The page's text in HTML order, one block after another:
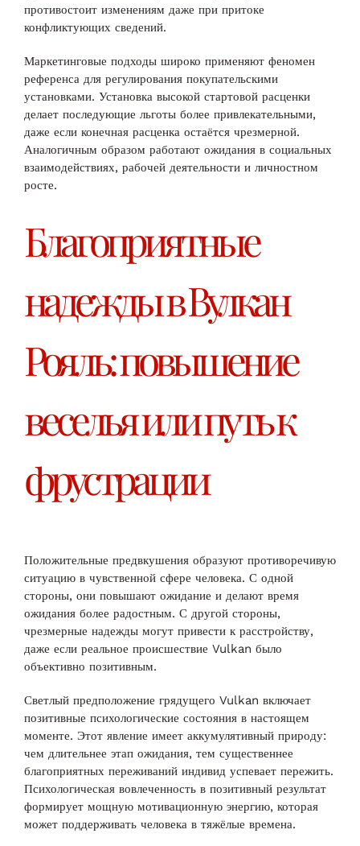
противостоит изменениям даже при притоке
конфликтующих сведений.
Маркетинговые подходы широко применяют феномен
референса для регулирования покупательскими
установками. Установка высокой стартовой расценки
делает последующие льготы более привлекательными,
даже если конечная расценка остаётся чрезмерной.
Аналогичным образом работают ожидания в социальных
взаимодействиях, рабочей деятельности и личностном
росте.
Благоприятные
надежды в Вулкан
Рояль: повышение
веселья или путь к
фрустрации
Положительные предвкушения образуют противоречивую
ситуацию в чувственной сфере человека. С одной
стороны, они повышают ожидание и делают время
ожидания более радостным. С другой стороны,
чрезмерные надежды могут привести к расстройству,
даже если реальное происшествие Vulkan было
объективно позитивным.
Светлый предположение грядущего Vulkan включает
позитивные психологические состояния в настоящем
моменте. Этот явление имеет аккумулятивный природу:
чем длительнее этап ожидания, тем существеннее
благоприятных переживаний индивид успевает пережить.
Психологическая вовлеченность в позитивный результат
формирует мощную мотивационную энергию, которая
может поддерживать человека в тяжёлые времена.